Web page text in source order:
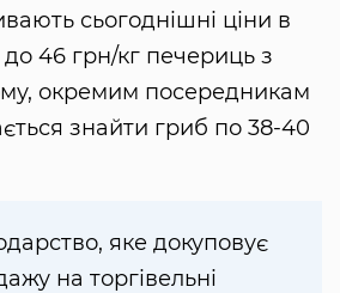
сьогоднішні ціни в
до 46 грн/кг печериць з
окремим посередникам
знайти гриб по 38-40
яке докуповує
на торгівельні